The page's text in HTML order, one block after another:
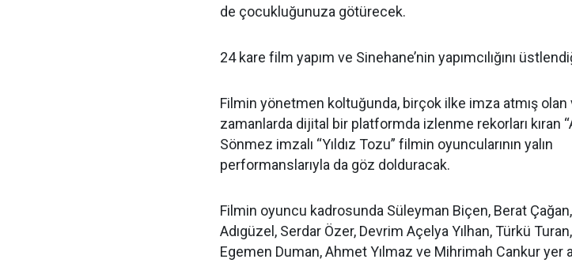
de çocukluğunuza götürecek.
24 kare film yapım ve Sinehane’nin yapımcılığını
Filmin yönetmen koltuğunda, birçok ilke imza atmış olan
zamanlarda dijital bir platformda izlenme rekorları kıran
Sönmez imzalı “Yıldız Tozu” filmin oyuncularının yalın
performanslarıyla da göz dolduracak.
Filmin oyuncu kadrosunda Süleyman Biçen, Berat
Adıgüzel, Serdar Özer, Devrim Açelya Yılhan, Türkü
Egemen Duman, Ahmet Yılmaz ve Mihrimah Cankur yer